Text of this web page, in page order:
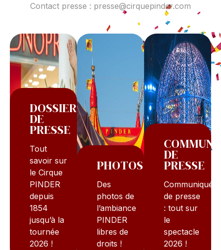
Contact presse : presse@cirquepinder.com
DOSSIER
DE
PRESSE
Tout
savoir sur
le Cirque
PINDER
depuis
1854
jusqu’à la
tournée
2026 !
PHOTOS
Des
photos de
l’ambiance
PINDER
libres de
droits !
DE
PRESSE
Communiqué
de presse
: tout sur
le
spectacle
2026 !